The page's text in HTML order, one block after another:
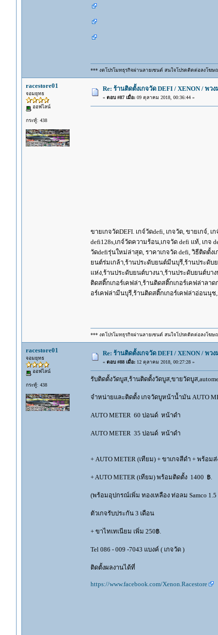
*** งดโปรโมทธุรกิจผ่านลายเซนต์ สนใจโปรดติดต่อลงโฆษ
racestore01
จอมยุทธ
ออฟไลน์
กระทู้: 438
Re: ร้านติดตั้งเกจวัด DEFI / XENON / พว
« ตอบ #87 เมื่อ:09 ตุลาคม 2018, 00:36:44 »
ขายเกจวัดDEFI. เกจ์วัดdefi, เกจวัด, ขายเกจ์,
defi128s,เกจ์วัดความร้อน,เกจวัด defi แท้, เกจ
วัดdefiรุ่นใหม่ล่าสุด, ราคาเกจวัด defi, วิธีติดตั้ง
ยนต์ร่มเกล้า,ร้านประดับยนต์มีนบุรี,ร้านประดั
แห่ง,ร้านประดับยนต์บางนา,ร้านประดับยนต์บ
ติดสติ๊กเกอร์เคฟล่า,ร้านติดสติ๊กเกอร์เคฟล่าลา
อร์เคฟล่ามีนบุรี,ร้านติดสติ๊กเกอร์เคฟล่าอ่อนนุช
*** งดโปรโมทธุรกิจผ่านลายเซนต์ สนใจโปรดติดต่อลงโฆษ
racestore01
จอมยุทธ
ออฟไลน์
กระทู้: 438
Re: ร้านติดตั้งเกจวัด DEFI / XENON / พว
« ตอบ #88 เมื่อ:12 ตุลาคม 2018, 00:27:28 »
รับติดตั้งวัดบูส,ร้านติดตั้งวัดบูส,ขายวัดบูส
จำหน่ายและติดตั้ง เกจวัดบูหน้าน้ำมัน AUTO
AUTO METER 60 ปอนด์ หน้าดำ
AUTO METER 35 ปอนด์ หน้าดำ
+ AUTO METER (เทียม) + ขาเกจสีดำ + พร้อมส่
+ AUTO METER (เทียม) พร้อมติดตั้ง 1400 ฿.
(พร้อมอุปกรณ์เพิ่ม ทองเหลือง ท่อลม Samco
ตัวเกจรับประกัน 3 เดือน
+ ขาไทเทเนียม เพิ่ม 250฿.
Tel 086 - 009 -7043 แบงค์ ( เกจวัด )
ติดตั้งผลงานได้ที่
https://www.facebook.com/Xenon.Racestore